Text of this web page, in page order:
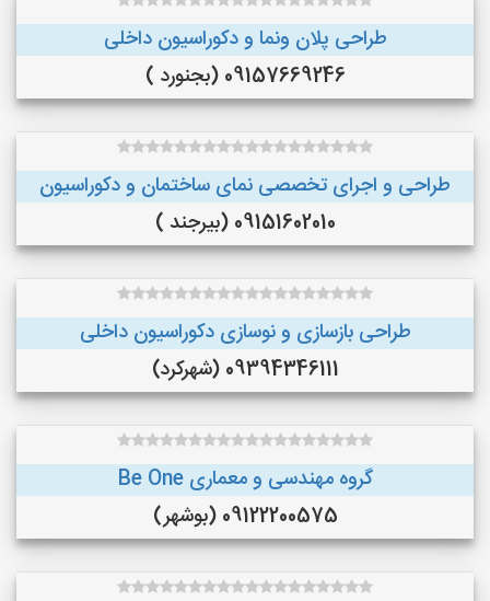
طراحی پلان ونما و دکوراسیون داخلی
09157669246 (بجنورد )
طراحی و اجرای تخصصی نمای ساختمان و دکوراسیون
09151602010 (بیرجند )
طراحی بازسازی و نوسازی دکوراسیون داخلی
09394346111 (شهرکرد)
گروه مهندسی و معماری Be One
09122200575 (بوشهر)